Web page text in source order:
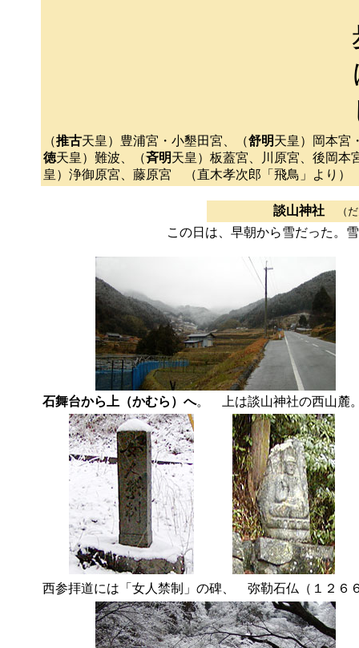
（推古天皇）豊浦宮・小墾田宮、（舒明天皇）岡本宮
徳天皇）難波、（斉明天皇）板蓋宮、川原宮、後岡本
皇）浄御原宮、藤原宮 （直木孝次郎「飛鳥」より）
談山神社 （
この日は、早朝から雪だった。
石舞台から上（かむら）へ。 上は談山神社の西山麓
西参拝道には「女人禁制」の碑、 弥勒石仏（１２６